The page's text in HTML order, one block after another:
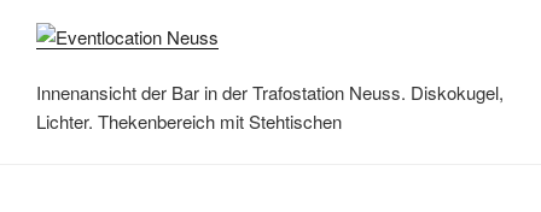
Innenansicht der Bar in der Trafostation Neuss. Diskokugel,
Lichter. Thekenbereich mit Stehtischen